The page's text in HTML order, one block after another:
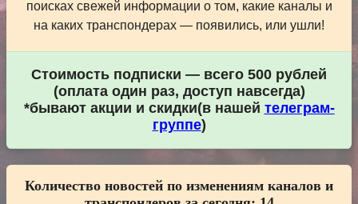
поисках свежей информации о том, какие каналы и
на каких транспондерах — появились, или ушли!
Стоимость подписки — всего 500 рублей
(оплата один раз, доступ навсегда)
*бывают акции и скидки(в нашей телеграм-
группе)
Количество новостей по изменениям каналов и